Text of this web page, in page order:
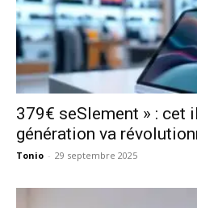
379€ seSlement » : cet
génération va
Tonio - 29 septembre 2025